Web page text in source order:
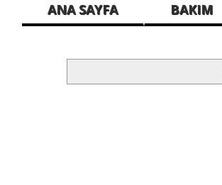
ANA SAYFA BAKIM